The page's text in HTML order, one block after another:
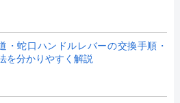
・蛇口ハンドルレバーの交換手順・
を分かりやすく解説